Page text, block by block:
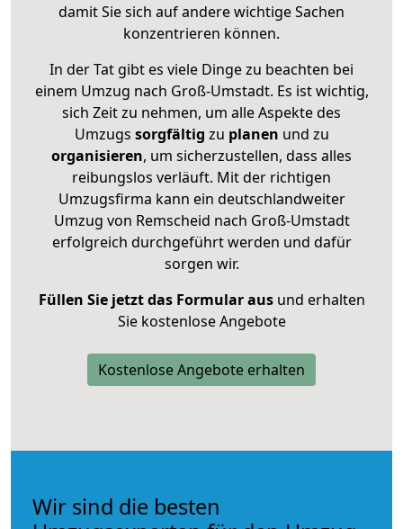
damit Sie sich auf andere wichtige Sachen
konzentrieren können.
In der Tat gibt es viele Dinge zu beachten bei
einem Umzug nach Groß-Umstadt. Es ist wichtig,
sich Zeit zu nehmen, um alle Aspekte des
Umzugs sorgfältig zu planen und zu
organisieren, um sicherzustellen, dass alles
reibungslos verläuft. Mit der richtigen
Umzugsfirma kann ein deutschlandweiter
Umzug von Remscheid nach Groß-Umstadt
erfolgreich durchgeführt werden und dafür
sorgen wir.
Füllen Sie jetzt das Formular ausund erhalten
Sie kostenlose Angebote
Kostenlose Angebote erhalten
Wir sind die besten